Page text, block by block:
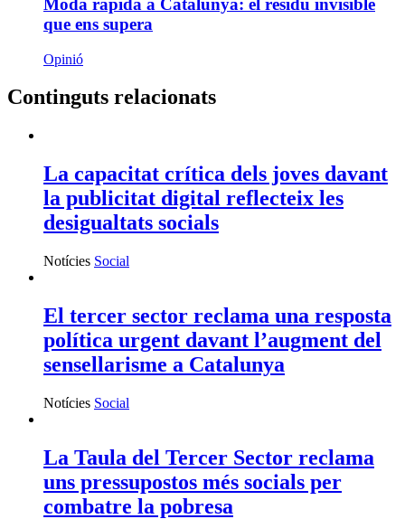
Moda ràpida a Catalunya: el residu invisible
que ens supera
Opinió
Continguts relacionats
La capacitat crítica dels joves davant
la publicitat digital reflecteix les
desigualtats socials
Notícies Social
El tercer sector reclama una resposta
política urgent davant l’augment del
sensellarisme a Catalunya
Notícies Social
La Taula del Tercer Sector reclama
uns pressupostos més socials per
combatre la pobresa